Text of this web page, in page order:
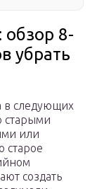
обзор 8-
убрать
в следующих
старыми
или
старое
создать